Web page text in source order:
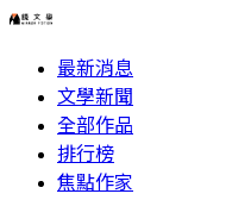
最新消息
文學新聞
全部作品
排行榜
焦點作家